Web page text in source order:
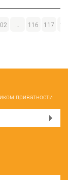
116 117
приватности